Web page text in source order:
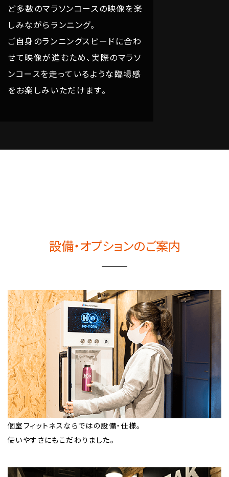
ど多数のマラソンコースの映像を楽
しみながらランニング。
ご自身のランニングスピードに合わ
せて映像が進むため、実際のマラソ
ンコースを走っているような臨場感
をお楽しみいただけます。
設備・オプションのご案内
個室フィットネスならではの設備・仕様。
使いやすさにもこだわりました。